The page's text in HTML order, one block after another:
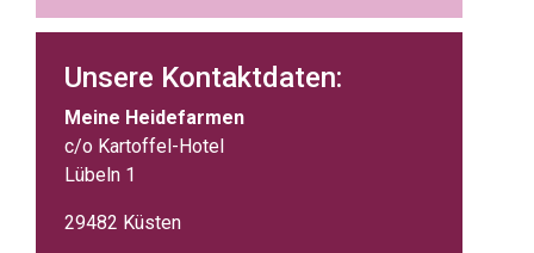
Unsere Kontaktdaten:
Meine Heidefarmen
c/o Kartoffel-Hotel
Lübeln 1
29482 Küsten